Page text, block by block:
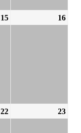
15 16
22 23